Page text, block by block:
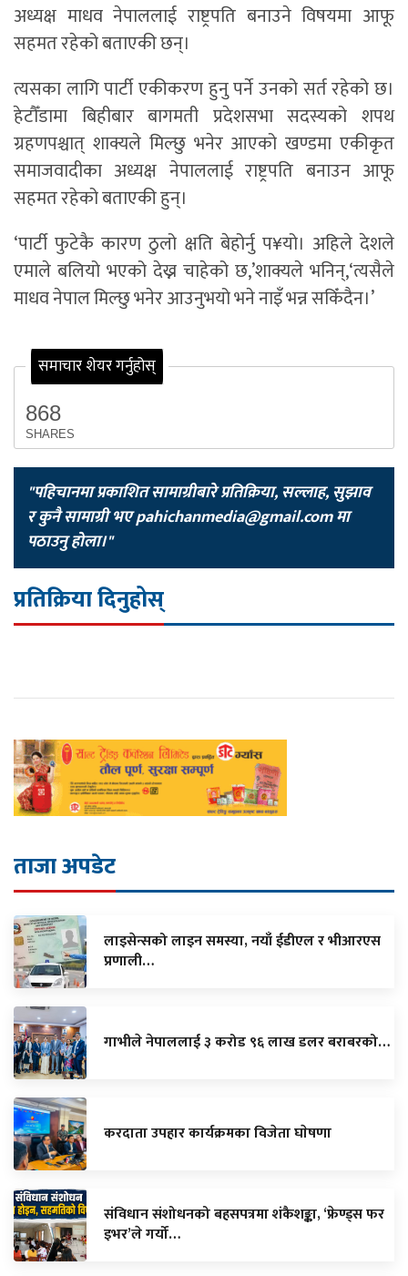
अध्यक्ष माधव नेपाललाई राष्ट्रपति बनाउने विषयमा आफू
सहमत रहेको बताएकी छन्।
त्यसका लागि पार्टी एकीकरण हुनु पर्ने उनको सर्त रहेको छ।
हेटौँडामा बिहीबार बागमती प्रदेशसभा सदस्यको शपथ
ग्रहणपश्चात् शाक्यले मिल्छु भनेर आएको खण्डमा एकीकृत
समाजवादीका अध्यक्ष नेपाललाई राष्ट्रपति बनाउन आफू
सहमत रहेको बताएकी हुन्।
‘पार्टी फुटेकै कारण ठुलो क्षति बेहोर्नु प¥यो। अहिले देशले
एमाले बलियो भएको देख्न चाहेको छ,’शाक्यले भनिन्,‘त्यसैले
माधव नेपाल मिल्छु भनेर आउनुभयो भने नाइँ भन्न सकिँदैन।’
समाचार शेयर गर्नुहोस्
868
SHARES
"पहिचानमा प्रकाशित सामाग्रीबारे प्रतिक्रिया, सल्लाह, सुझाव
र कुनै सामाग्री भएpahichanmedia@gmail.comमा
पठाउनु होला।"
प्रतिक्रिया दिनुहोस्
ताजा अपडेट
लाइसेन्सको लाइन समस्या, नयाँ ईडीएल र भीआरएस
प्रणाली…
गाभीले नेपाललाई ३ करोड ९६ लाख डलर बराबरको…
करदाता उपहार कार्यक्रमका विजेता घाेषणा
संविधान संशोधनको बहसपत्रमा शंकैशङ्का, ‘फ्रेण्ड्स फर
इभर’ले गर्यो…